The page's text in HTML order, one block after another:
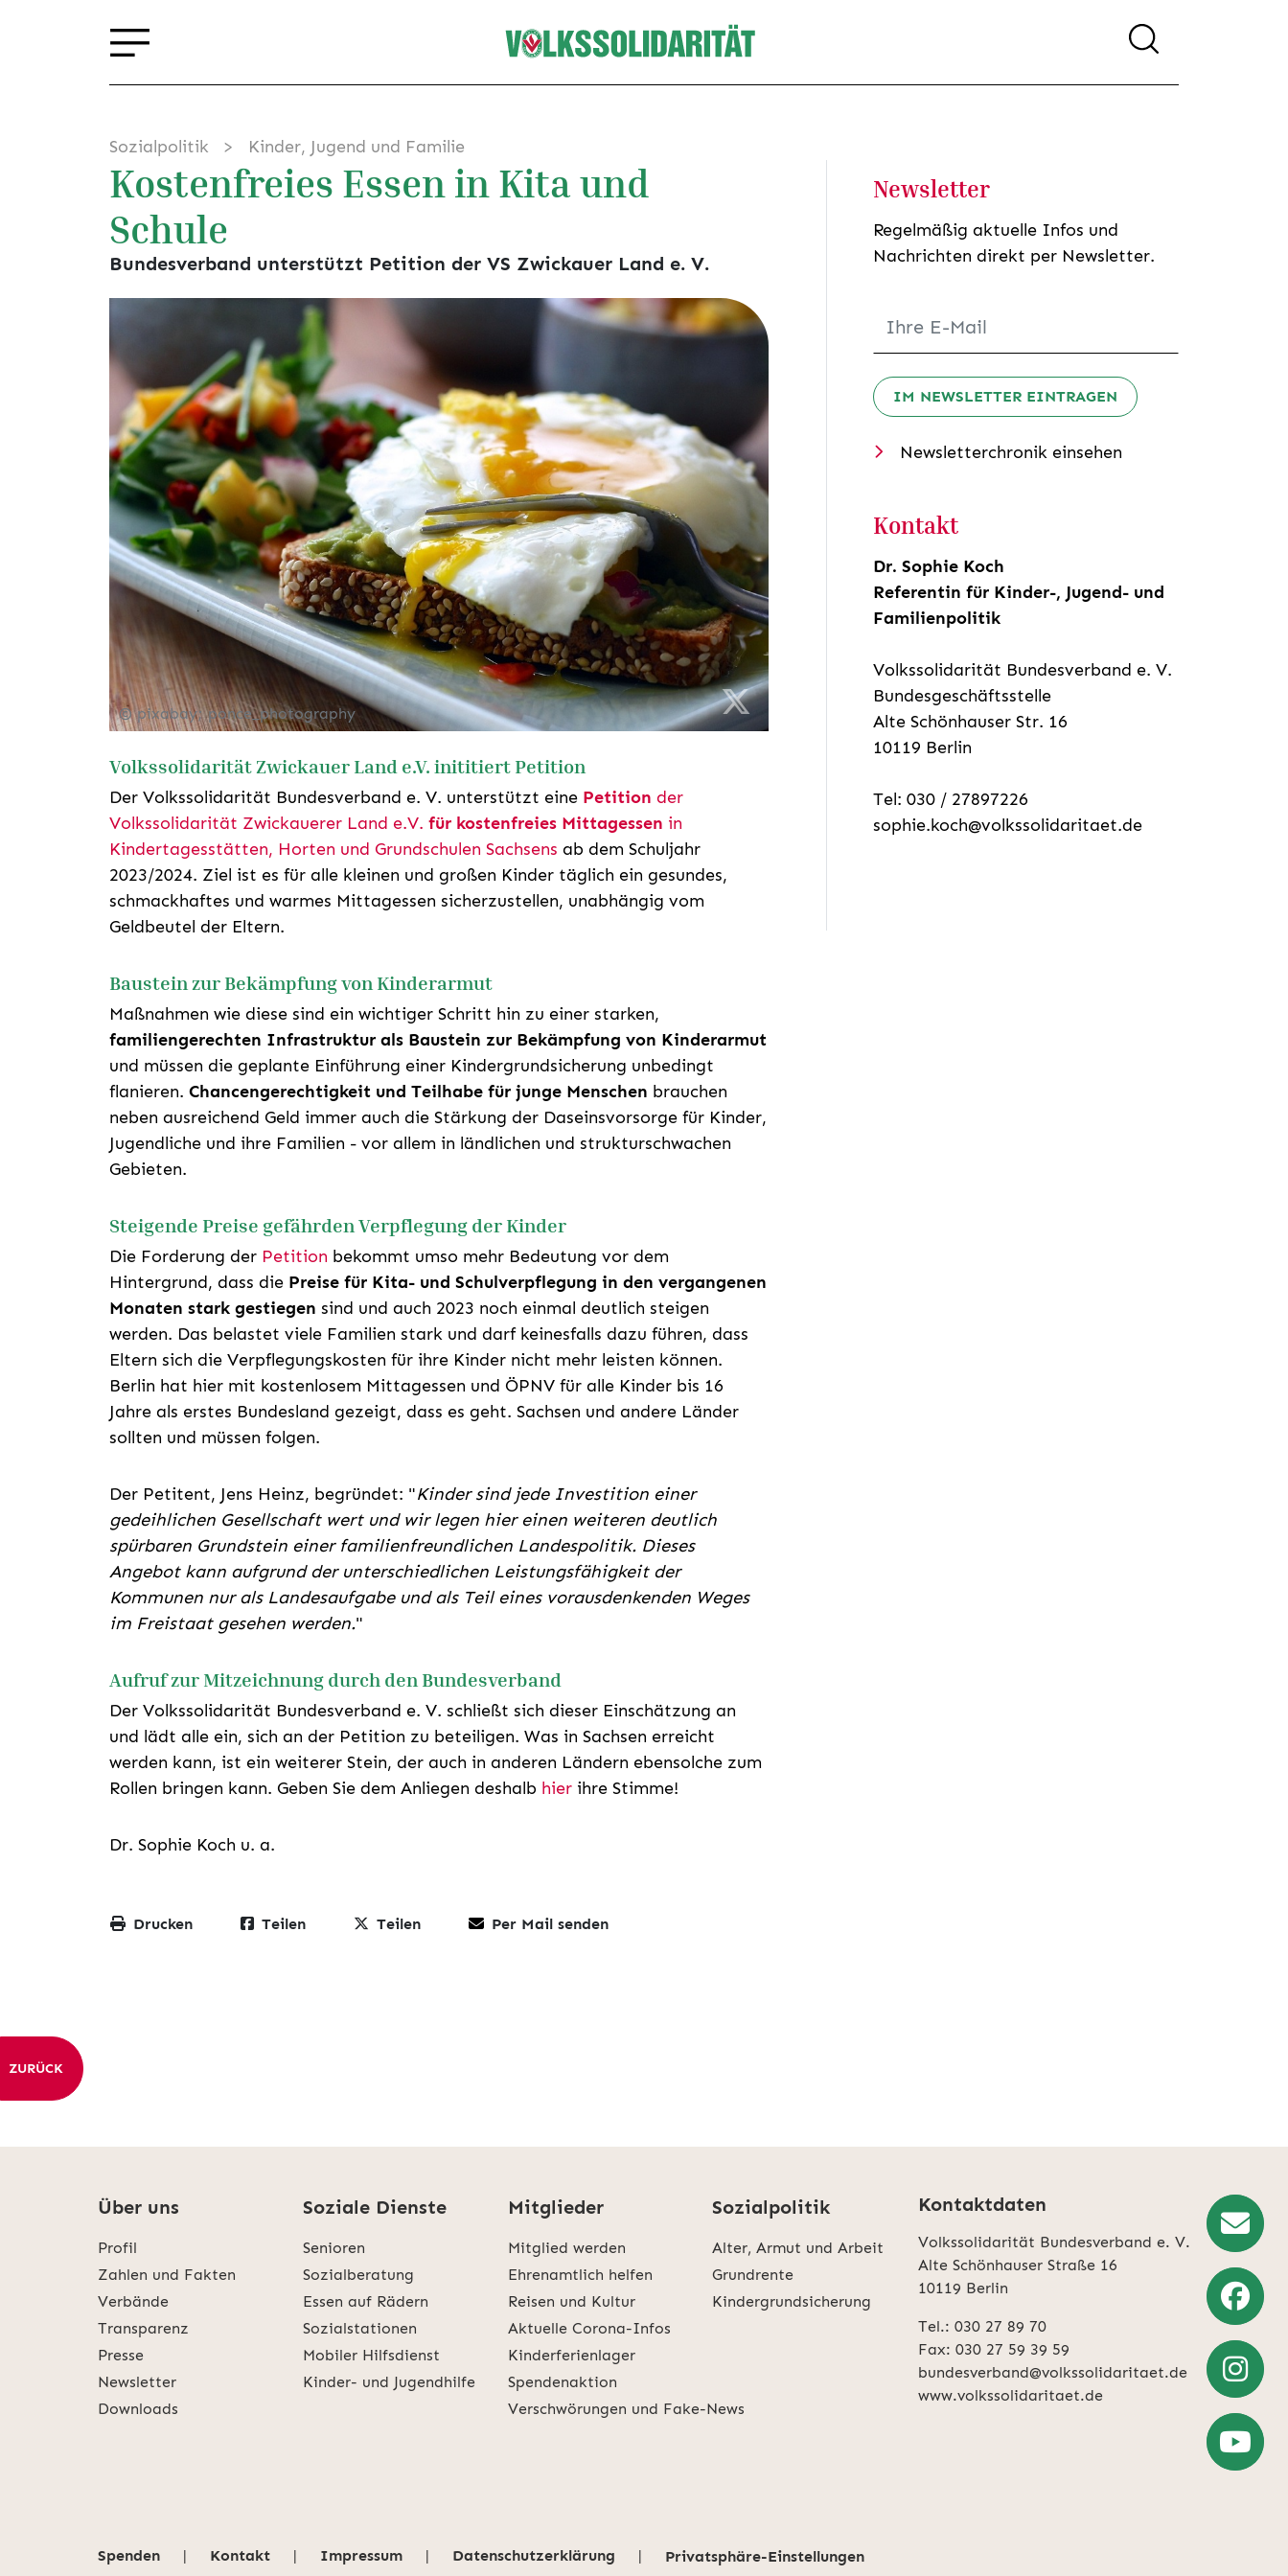
Sozialpolitik Kinder, Jugend und Familie
Kostenfreies Essen in Kita und
Schule
Bundesverband unterstützt Petition der VS Zwickauer Land e. V.
© pixabay; ponce_photography
Volkssolidarität Zwickauer Land e.V. inititiert Petition
Der Volkssolidarität Bundesverband e. V. unterstützt eine Petition der
Volkssolidarität Zwickauerer Land e.V. für kostenfreies Mittagessen in
Kindertagesstätten, Horten und Grundschulen Sachsens ab dem Schuljahr
2023/2024. Ziel ist es für alle kleinen und großen Kinder täglich ein gesundes,
schmackhaftes und warmes Mittagessen sicherzustellen, unabhängig vom
Geldbeutel der Eltern.
Baustein zur Bekämpfung von Kinderarmut
Maßnahmen wie diese sind ein wichtiger Schritt hin zu einer starken,
familiengerechten Infrastruktur als Baustein zur Bekämpfung von Kinderarmut
und müssen die geplante Einführung einer Kindergrundsicherung unbedingt
flanieren. Chancengerechtigkeit und Teilhabe für junge Menschen brauchen
neben ausreichend Geld immer auch die Stärkung der Daseinsvorsorge für Kinder,
Jugendliche und ihre Familien - vor allem in ländlichen und strukturschwachen
Gebieten.
Steigende Preise gefährden Verpflegung der Kinder
Die Forderung der Petition bekommt umso mehr Bedeutung vor dem
Hintergrund, dass die Preise für Kita- und Schulverpflegung in den vergangenen
Monaten stark gestiegen sind und auch 2023 noch einmal deutlich steigen
werden. Das belastet viele Familien stark und darf keinesfalls dazu führen, dass
Eltern sich die Verpflegungskosten für ihre Kinder nicht mehr leisten können.
Berlin hat hier mit kostenlosem Mittagessen und ÖPNV für alle Kinder bis 16
Jahre als erstes Bundesland gezeigt, dass es geht. Sachsen und andere Länder
sollten und müssen folgen.
Der Petitent, Jens Heinz, begründet: "Kinder sind jede Investition einer
gedeihlichen Gesellschaft wert und wir legen hier einen weiteren deutlich
spürbaren Grundstein einer familienfreundlichen Landespolitik. Dieses
Angebot kann aufgrund der unterschiedlichen Leistungsfähigkeit der
Kommunen nur als Landesaufgabe und als Teil eines vorausdenkenden Weges
im Freistaat gesehen werden."
Aufruf zur Mitzeichnung durch den Bundesverband
Der Volkssolidarität Bundesverband e. V. schließt sich dieser Einschätzung an
und lädt alle ein, sich an der Petition zu beteiligen. Was in Sachsen erreicht
werden kann, ist ein weiterer Stein, der auch in anderen Ländern ebensolche zum
Rollen bringen kann. Geben Sie dem Anliegen deshalb hier ihre Stimme!
Dr. Sophie Koch u. a.
Drucken Teilen Teilen Per Mail senden
Newsletter
Regelmäßig aktuelle Infos und
Nachrichten direkt per Newsletter.
IM NEWSLETTER EINTRAGEN
Newsletterchronik einsehen
Kontakt
Dr. Sophie Koch
Referentin für Kinder-, Jugend- und
Familienpolitik
Volkssolidarität Bundesverband e. V.
Bundesgeschäftsstelle
Alte Schönhauser Str. 16
10119 Berlin
Tel: 030 / 27897226
sophie.koch@volkssolidaritaet.de
ZURÜCK
Über uns
Profil
Zahlen und Fakten
Verbände
Transparenz
Presse
Newsletter
Downloads
Soziale Dienste
Senioren
Sozialberatung
Essen auf Rädern
Sozialstationen
Mobiler Hilfsdienst
Kinder- und Jugendhilfe
Mitglieder
Mitglied werden
Ehrenamtlich helfen
Reisen und Kultur
Aktuelle Corona-Infos
Kinderferienlager
Spendenaktion
Verschwörungen und Fake-News
Sozialpolitik
Alter, Armut und Arbeit
Grundrente
Kindergrundsicherung
Kontaktdaten
Volkssolidarität Bundesverband e. V.
Alte Schönhauser Straße 16
10119 Berlin
Tel.: 030 27 89 70
Fax: 030 27 59 39 59
bundesverband@volkssolidaritaet.de
www.volkssolidaritaet.de
Spenden | Kontakt | Impressum | Datenschutzerklärung | Privatsphäre-Einstellungen
Weiter
zu
Facebook
Weiter
zu